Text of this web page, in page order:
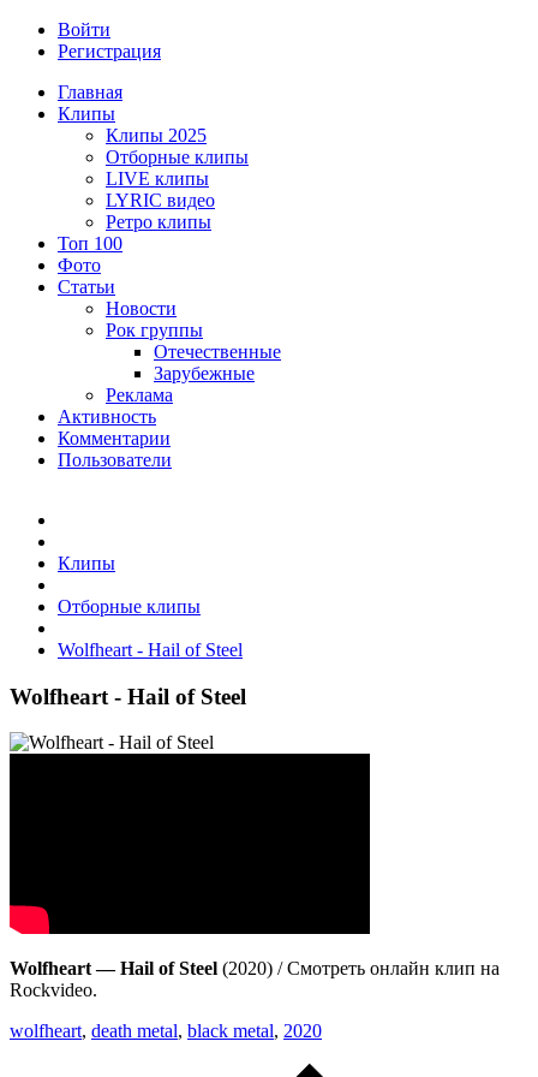
Войти
Регистрация
Главная
Клипы
Клипы 2025
Отборные клипы
LIVE клипы
LYRIC видео
Ретро клипы
Топ 100
Фото
Статьи
Новости
Рок группы
Отечественные
Зарубежные
Реклама
Активность
Комментарии
Пользователи
Клипы
Отборные клипы
Wolfheart - Hail of Steel
Wolfheart - Hail of Steel
Wolfheart — Hail of Steel (2020) / Смотреть онлайн клип на
Rockvideo.
wolfheart, death metal, black metal, 2020